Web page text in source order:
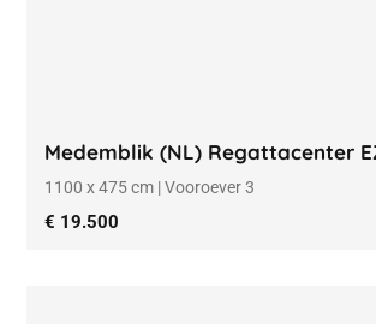
Medemblik (NL) Regattacenter
1100 x 475 cm | Vooroever 3
€ 19.500